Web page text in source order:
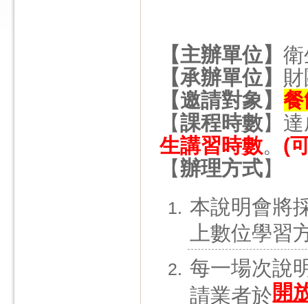
【主辦單位】
【承辦單位】
【邀請對象】
【課程時數】
生講習時數。 (
【辦理方式】
本說明會將
上數位學習
每一場次說
請業者於 開